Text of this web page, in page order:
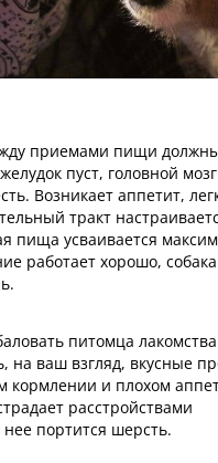
приемами пищи
пуст, головной
Возникает аппетит,
тракт
пища усваивается
работает хорошо, собака
питомца
на ваш взгляд, вкусные
кормлении и плохом
расстройствами
портится шерсть.